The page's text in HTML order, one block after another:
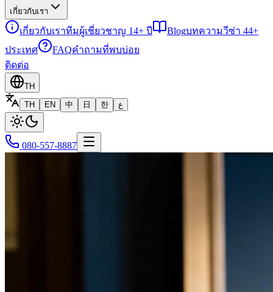
เกี่ยวกับเรา
เกี่ยวกับเราทีมผู้เชี่ยวชาญ 14+ ปี Blogบทความวีซ่า 44+
ประเทศ
FAQคำถามที่พบบ่อย
ติดต่อ
TH
TH
EN 中 日 한 ع
080-557-8887